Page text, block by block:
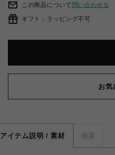
この商品について 問い合わせる
ギフト：ラッピング不可
お気
アイテム説明 / 素材 概要